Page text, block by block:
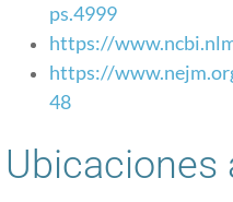
Jan 2021
Feb 2021
Apr 2021
ps.4999
https://
https://
48
Ubicaciones